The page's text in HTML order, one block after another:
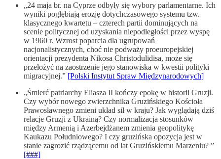
„24 maja br. na Cyprze odbyły się wybory parlamentarne. Ich
wyniki pogłębiają erozję dotychczasowego systemu tzw.
klasycznego kwartetu – czterech partii dominujących na
scenie politycznej od uzyskania niepodległości przez wyspę
w 1960 r. Wzrost poparcia dla ugrupowań
nacjonalistycznych, choć nie podważy proeuropejskiej
orientacji prezydenta Nikosa Christodulidisa, może się
przełożyć na zaostrzenie jego stanowiska w kwestii polityki
migracyjnej.” [Polski Instytut Spraw Międzynarodowych]
„Śmierć patriarchy Eliasza II kończy epokę w historii Gruzji.
Czy wybór nowego zwierzchnika Gruzińskiego Kościoła
Prawosławnego zmieni układ sił w kraju? Jak wyglądają dziś
relacje Gruzji z Ukrainą? Czy normalizacja stosunków
między Armenią i Azerbejdżanem zmienia geopolitykę
Kaukazu Południowego? I czy gruzińska opozycja jest w
stanie zagrozić rządzącemu od lat Gruzińskiemu Marzeniu? ”
[###]